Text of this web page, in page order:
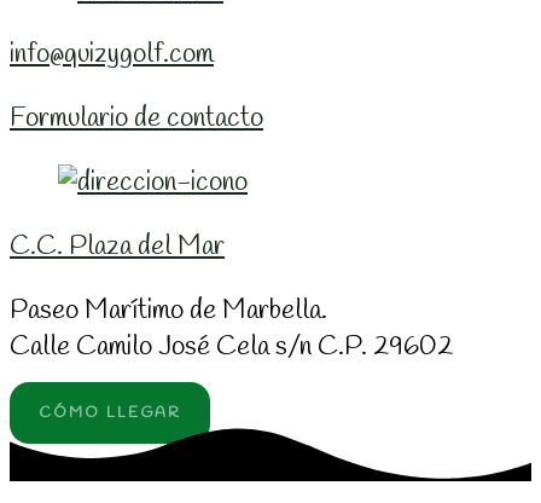
info@quizygolf.com
Formulario de contacto
C.C. Plaza del Mar
Paseo Marítimo de Marbella.
Calle Camilo José Cela s/n C.P. 29602
CÓMO LLEGAR